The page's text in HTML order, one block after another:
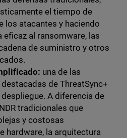
el tiempo de
los atacantes y haciendo
al ransomware, las
de suministro y otros
una de las
de ThreatSync+
despliegue. A diferencia de
tradicionales que
y costosas
hardware, la arquitectura